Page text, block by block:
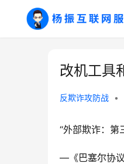
改机工具
反欺诈攻防战 •
“外部欺诈：第
—《巴塞尔协